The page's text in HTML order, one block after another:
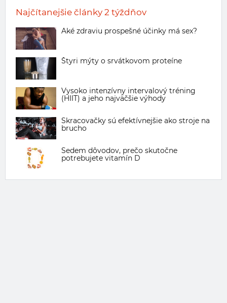
Najčítanejšie články 2 týždňov
Aké zdraviu prospešné účinky má sex?
Štyri mýty o srvátkovom proteíne
Vysoko intenzívny intervalový tréning
(HIIT) a jeho najväčšie výhody
Skracovačky sú efektívnejšie ako stroje na
brucho
Sedem dôvodov, prečo skutočne
potrebujete vitamín D